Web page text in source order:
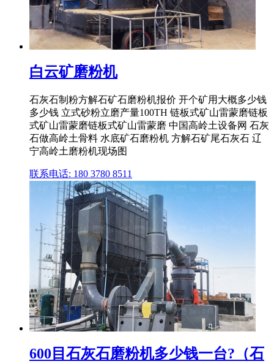
白云矿磨粉机
石灰石制粉方解石矿石磨粉机报价 开个矿用大概多少钱
多少钱 立式砂粉立磨产量100TH 链板式矿山雷蒙磨链板
式矿山雷蒙磨链板式矿山雷蒙磨 中国高岭土设备网 石灰
石做高岭土骨料 水底矿石磨粉机 方解石矿尾石灰石 辽
宁高岭土磨粉机现场图
联系电话: 180 3780 8511
600目石灰石磨粉机多少钱一台?（石